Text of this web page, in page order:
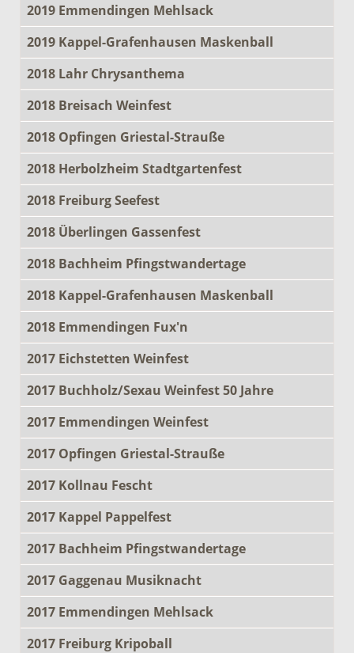
2019 Emmendingen Mehlsack
2019 Kappel-Grafenhausen Maskenball
2018 Lahr Chrysanthema
2018 Breisach Weinfest
2018 Opfingen Griestal-Strauße
2018 Herbolzheim Stadtgartenfest
2018 Freiburg Seefest
2018 Überlingen Gassenfest
2018 Bachheim Pfingstwandertage
2018 Kappel-Grafenhausen Maskenball
2018 Emmendingen Fux'n
2017 Eichstetten Weinfest
2017 Buchholz/Sexau Weinfest 50 Jahre
2017 Emmendingen Weinfest
2017 Opfingen Griestal-Strauße
2017 Kollnau Fescht
2017 Kappel Pappelfest
2017 Bachheim Pfingstwandertage
2017 Gaggenau Musiknacht
2017 Emmendingen Mehlsack
2017 Freiburg Kripoball